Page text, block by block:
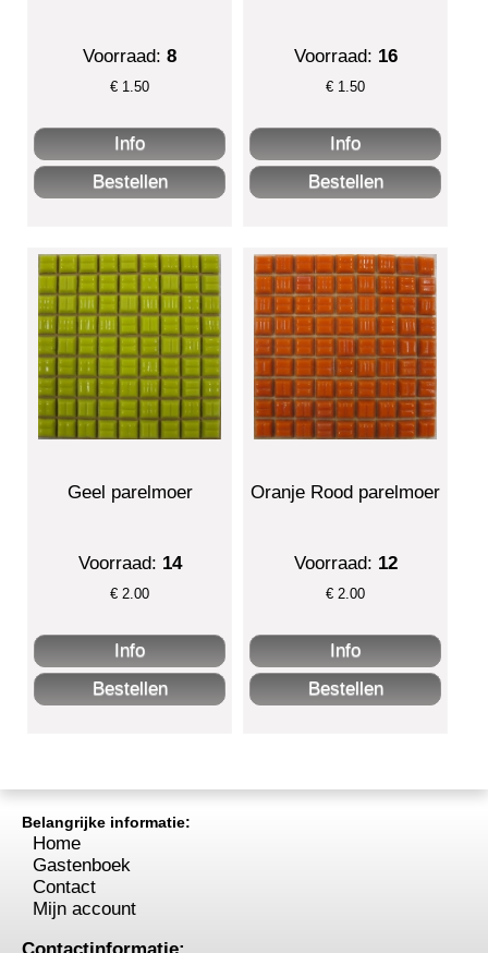
Voorraad:8
€ 1.50
Voorraad: 16
€ 1.50
Geel parelmoer
Voorraad: 14
€2.00
Oranje Rood parelmoer
Voorraad: 12
€2.00
Belangrijke informatie:
Home
Gastenboek
Contact
Mijn account